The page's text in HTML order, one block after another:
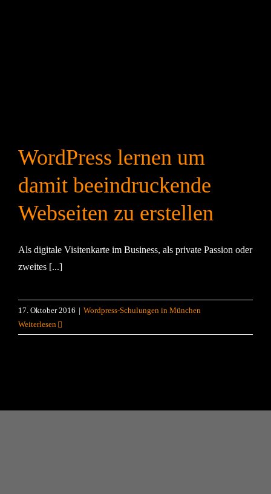
WordPress lernen um
damit beeindruckende
Webseiten zu erstellen
Als digitale Visitenkarte im Business, als private Passion oder
zweites [...]
17. Oktober 2016 | Wordpress-Schulungen in München
Weiterlesen